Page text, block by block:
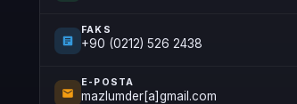
FAKS
+90 (0212) 526 2438
E-POSTA
mazlumder[a]gmail.com